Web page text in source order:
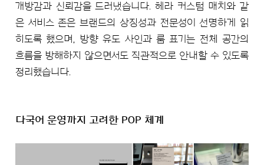
개방감과 신뢰감을 드러냈습니다. 헤라 커스텀 매치와 같
은 서비스 존은 브랜드의 상징성과 전문성이 선명하게 읽
히도록 했으며, 방향 유도 사인과 룸 표기는 전체 공간의
흐름을 방해하지 않으면서도 직관적으로 안내할 수 있도록
정리했습니다.
다국어 운영까지 고려한 POP 체계